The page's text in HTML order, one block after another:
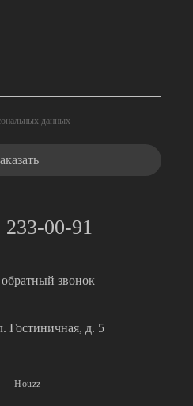
данных
233-00-91
обратный звонок
Гостиничная, д. 5
Houzz